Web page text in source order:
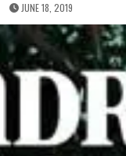
JUNE 18, 2019